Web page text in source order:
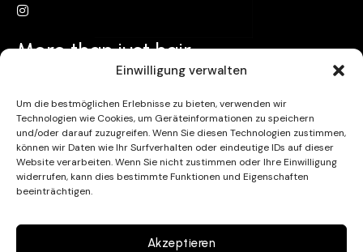
Einwilligung verwalten
Um die bestmöglichen Erlebnisse zu bieten, verwenden wir
Technologien wie Cookies, um Geräteinformationen zu speichern
und/oder darauf zuzugreifen. Wenn Sie diesen Technologien zustimmen,
können wir Daten wie Ihr Surfverhalten oder eindeutige IDs auf dieser
Website verarbeiten. Wenn Sie nicht zustimmen oder Ihre Einwilligung
widerrufen, kann dies bestimmte Funktionen und Eigenschaften
beeinträchtigen.
Akzeptieren
More than just hair.
ÜNCHEN
IMPRESSUM DATENSCHUTZ